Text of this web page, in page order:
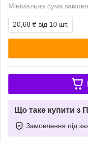
Мінімальна сума
20,68 ₴ від 10 шт.
Що таке купити з
Замовлення під